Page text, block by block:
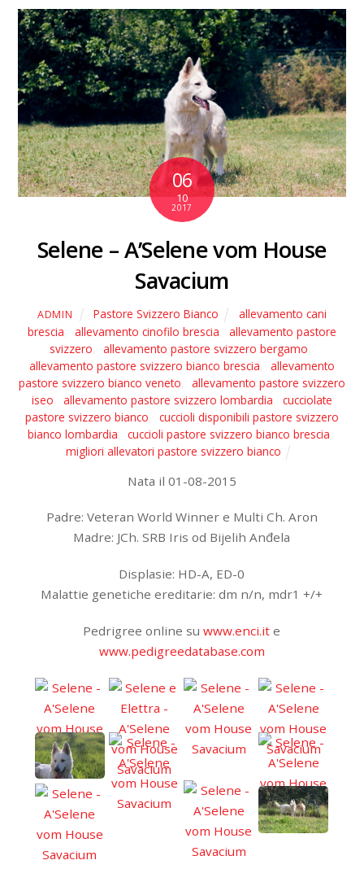
06
10
2017
Selene – A’Selene vom House
Savacium
ADMIN Pastore Svizzero Bianco
allevamento cani
brescia
allevamento cinofilo brescia
allevamento pastore
svizzero
allevamento pastore svizzero bergamo
allevamento pastore svizzero bianco brescia
allevamento
pastore svizzero bianco veneto
allevamento pastore svizzero
iseo
allevamento pastore svizzero lombardia
cucciolate
pastore svizzero bianco
cuccioli disponibili pastore svizzero
bianco lombardia
cuccioli pastore svizzero bianco brescia
migliori allevatori pastore svizzero bianco
Nata il 01-08-2015
Padre: Veteran World Winner e Multi Ch. Aron
Madre: JCh. SRB Iris od Bijelih Anđela
Displasie: HD-A, ED-0
Malattie genetiche ereditarie: dm n/n, mdr1 +/+
Pedrigree online suwww.enci.it e
www.pedigreedatabase.com